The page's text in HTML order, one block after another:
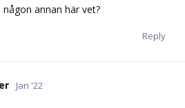
annan här vet?
Reply
Jan '22